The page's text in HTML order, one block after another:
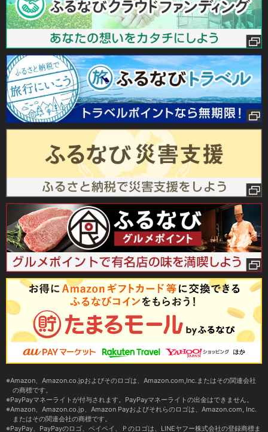
Amazon、Amazon.co.jpおよびそのロゴは、Amazon.com,Inc.またはその関連会社
の商標です。
PayPayマネーライトが付与されます。PayPayマネーライトの出金はできません。
Amazon、Amazon.co.jp、Amazon Payおよびそれらのロゴは、Amazon.com, Inc.
またはその関連会社の商標です。
PayPay、PayPayのロゴ、ペイペイ、Ｐのロゴは、LINEヤフー株式会社の登録商標ま